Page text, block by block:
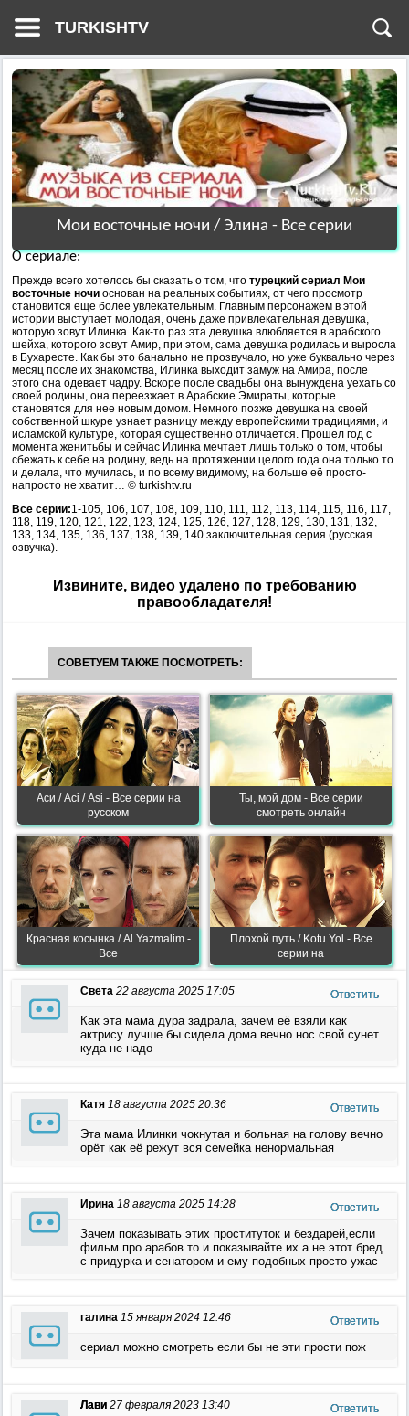
TURKISHTV
Мои восточные ночи / Элина - Все серии
О сериале:
Прежде всего хотелось бы сказать о том, что турецкий сериал Мои
восточные ночи основан на реальных событиях, от чего просмотр
становится еще более увлекательным. Главным персонажем в этой
истории выступает молодая, очень даже привлекательная девушка,
которую зовут Илинка. Как-то раз эта девушка влюбляется в арабского
шейха, которого зовут Амир, при этом, сама девушка родилась и выросла
в Бухаресте. Как бы это банально не прозвучало, но уже буквально через
месяц после их знакомства, Илинка выходит замуж на Амира, после
этого она одевает чадру. Вскоре после свадьбы она вынуждена уехать со
своей родины, она переезжает в Арабские Эмираты, которые
становятся для нее новым домом. Немного позже девушка на своей
собственной шкуре узнает разницу между европейскими традициями, и
исламской культуре, которая существенно отличается. Прошел год с
момента женитьбы и сейчас Илинка мечтает лишь только о том, чтобы
сбежать к себе на родину, ведь на протяжении целого года она только то
и делала, что мучилась, и по всему видимому, на больше её просто-
напросто не хватит… © turkishtv.ru
Все серии:1-105, 106, 107, 108, 109, 110, 111, 112, 113, 114, 115, 116, 117,
118, 119, 120, 121, 122, 123, 124, 125, 126, 127, 128, 129, 130, 131, 132,
133, 134, 135, 136, 137, 138, 139, 140 заключительная серия (русская
озвучка).
Извините, видео удалено по требованию
правообладателя!
СОВЕТУЕМ ТАКЖЕ ПОСМОТРЕТЬ:
Аси / Асі / Asi - Все серии на
русском
Ты, мой дом - Все серии
смотреть онлайн
Красная косынка / Al Yazmalim -
Все
Плохой путь / Kotu Yol - Все
серии на
Света 22 августа 2025 17:05 Ответить
Как эта мама дура задрала, зачем её взяли как
актрису лучше бы сидела дома вечно нос свой сунет
куда не надо
Катя 18 августа 2025 20:36 Ответить
Эта мама Илинки чокнутая и больная на голову вечно
орёт как её режут вся семейка ненормальная
Ирина 18 августа 2025 14:28 Ответить
Зачем показывать этих проституток и бездарей,если
фильм про арабов то и показывайте их а не этот бред
с придурка и сенатором и ему подобных просто ужас
галина 15 января 2024 12:46 Ответить
сериал можно смотреть если бы не эти прости пож
Лави 27 февраля 2023 13:40 Ответить